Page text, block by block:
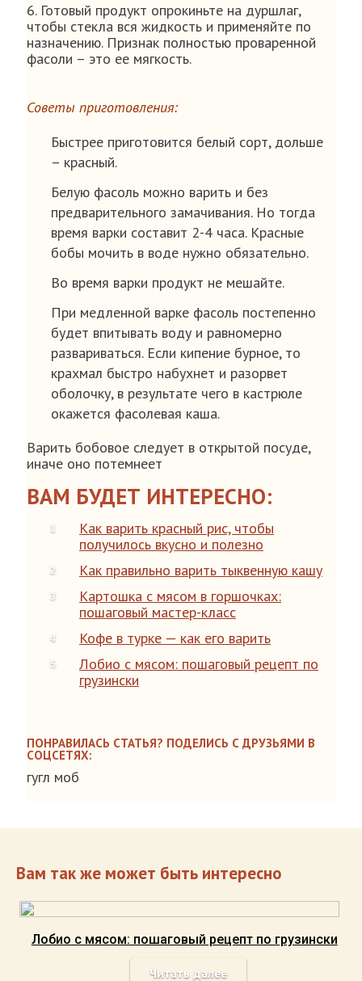
6. Готовый продукт опрокиньте на дуршлаг,
чтобы стекла вся жидкость и применяйте по
назначению. Признак полностью проваренной
фасоли – это ее мягкость.
Советы приготовления:
Быстрее приготовится белый сорт, дольше
– красный.
Белую фасоль можно варить и без
предварительного замачивания. Но тогда
время варки составит 2-4 часа. Красные
бобы мочить в воде нужно обязательно.
Во время варки продукт не мешайте.
При медленной варке фасоль постепенно
будет впитывать воду и равномерно
развариваться. Если кипение бурное, то
крахмал быстро набухнет и разорвет
оболочку, в результате чего в кастрюле
окажется фасолевая каша.
Варить бобовое следует в открытой посуде,
иначе оно потемнеет
ВАМ БУДЕТ ИНТЕРЕСНО:
Как варить красный рис, чтобы
получилось вкусно и полезно
Как правильно варить тыквенную кашу
Картошка с мясом в горшочках:
пошаговый мастер-класс
Кофе в турке — как его варить
Лобио с мясом: пошаговый рецепт по
грузински
ПОНРАВИЛАСЬ СТАТЬЯ? ПОДЕЛИСЬ С ДРУЗЬЯМИ В
СОЦСЕТЯХ:
гугл моб
Вам так же может быть интересно
Лобио с мясом: пошаговый рецепт по грузински
Читать далее